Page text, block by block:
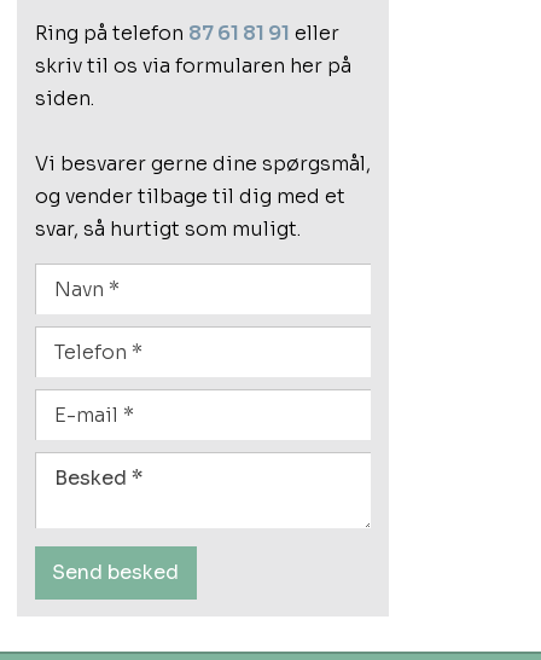
Ring på telefon 87 61 81 91 eller
skriv til os via formularen her på
siden.
Vi besvarer gerne dine spørgsmål,
og vender tilbage til dig med et
svar, så hurtigt som muligt.